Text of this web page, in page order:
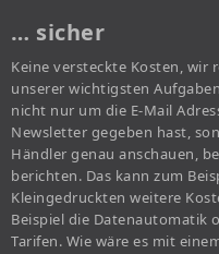
… sicher
Keine versteckte Kosten, wir
unserer wichtigsten
nicht nur um die E-Mail
Newsletter gegeben hast,
Händler genau anschauen,
berichten. Das kann zum
Kleingedruckten weitere
Beispiel die Datenautomatik
Tarifen. Wie wäre es mit